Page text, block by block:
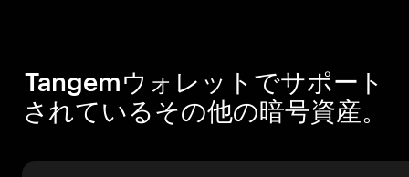
Tangemウォレットでサポート
されているその他の暗号資産。